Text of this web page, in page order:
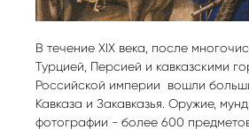
В течение XIX века, после
Турцией, Персией и кавказскими
Российской империи вошли
Кавказа и Закавказья. Оружие,
фотографии - более 600